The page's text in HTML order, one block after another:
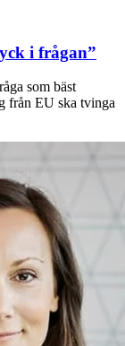
i frågan”
som bäst
från EU ska tvinga